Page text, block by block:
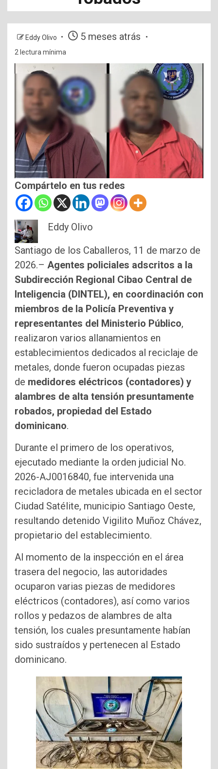
Eddy Olivo 5 meses atrás
2 lectura mínima
Compártelo en tus redes
Eddy Olivo
Santiago de los Caballeros, 11 de marzo de
2026.– Agentes policiales adscritos a la
Subdirección Regional Cibao Central de
Inteligencia (DINTEL), en coordinación con
miembros de la Policía Preventiva y
representantes del Ministerio Público,
realizaron varios allanamientos en
establecimientos dedicados al reciclaje de
metales, donde fueron ocupadas piezas
de medidores eléctricos (contadores) y
alambres de alta tensión presuntamente
robados, propiedad del Estado
dominicano.
Durante el primero de los operativos,
ejecutado mediante la orden judicial No.
2026-AJ0016840, fue intervenida una
recicladora de metales ubicada en el sector
Ciudad Satélite, municipio Santiago Oeste,
resultando detenido Vigilito Muñoz Chávez,
propietario del establecimiento.
Al momento de la inspección en el área
trasera del negocio, las autoridades
ocuparon varias piezas de medidores
eléctricos (contadores), así como varios
rollos y pedazos de alambres de alta
tensión, los cuales presuntamente habían
sido sustraídos y pertenecen al Estado
dominicano.